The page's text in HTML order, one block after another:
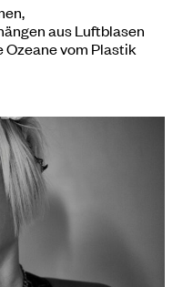
aus Luftblasen
Ozeane vom Plastik